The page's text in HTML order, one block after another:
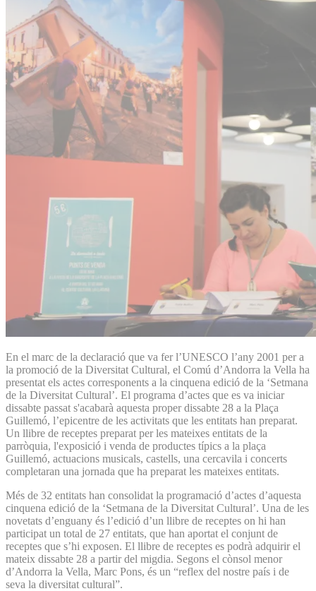
En el marc de la declaració que va fer l’UNESCO l’any 2001 per a
la promoció de la Diversitat Cultural, el Comú d’Andorra la Vella ha
presentat els actes corresponents a la cinquena edició de la ‘Setmana
de la Diversitat Cultural’. El programa d’actes que es va iniciar
dissabte passat s'acabarà aquesta proper dissabte 28 a la Plaça
Guillemó, l’epicentre de les activitats que les entitats han preparat.
Un llibre de receptes preparat per les mateixes entitats de la
parròquia, l'exposició i venda de productes típics a la plaça
Guillemó, actuacions musicals, castells, una cercavila i concerts
completaran una jornada que ha preparat les mateixes entitats.
Més de 32 entitats han consolidat la programació d’actes d’aquesta
cinquena edició de la ‘Setmana de la Diversitat Cultural’. Una de les
novetats d’enguany és l’edició d’un llibre de receptes on hi han
participat un total de 27 entitats, que han aportat el conjunt de
receptes que s’hi exposen. El llibre de receptes es podrà adquirir el
mateix dissabte 28 a partir del migdia. Segons el cònsol menor
d’Andorra la Vella, Marc Pons, és un “reflex del nostre país i de
seva la diversitat cultural”.